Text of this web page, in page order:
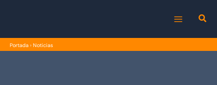
MENU
Portada › Noticias